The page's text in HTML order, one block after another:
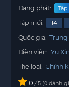
Đang phát:
Tập
Tập mới: 14
Quốc gia: Trung
Diễn viên: Yu
Thể loại: Chính
0 / 5 0 đánh